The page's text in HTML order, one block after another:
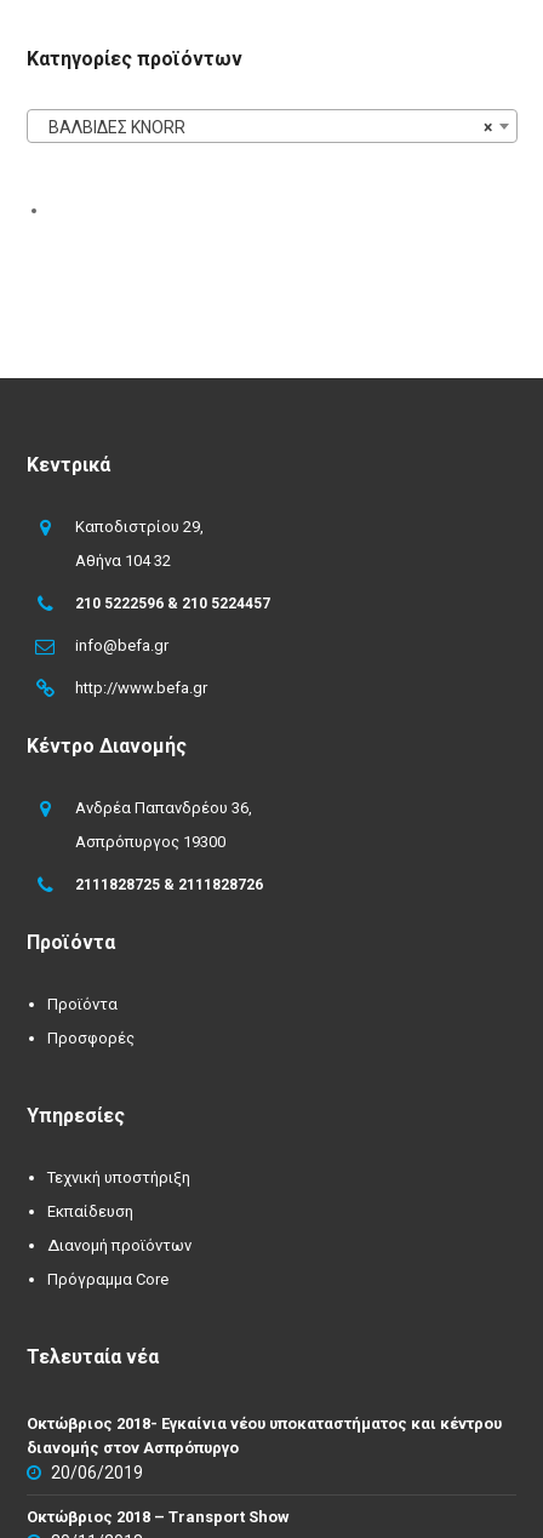
Κατηγορίες προϊόντων
×
ΒΑΛΒΙΔΕΣ KNORR
Κεντρικά
Καποδιστρίου 29,
Αθήνα 104 32
210 5222596 & 210 5224457
info@befa.gr
http://www.befa.gr
Κέντρο Διανομής
Ανδρέα Παπανδρέου 36,
Ασπρόπυργος 19300
2111828725 & 2111828726
Προϊόντα
Προϊόντα
Προσφορές
Υπηρεσίες
Τεχνική υποστήριξη
Εκπαίδευση
Διανομή προϊόντων
Πρόγραμμα Core
Τελευταία νέα
Οκτώβριος 2018- Εγκαίνια νέου υποκαταστήματος και κέντρου
διανομής στον Ασπρόπυργο
20/06/2019
Οκτώβριος 2018 – Transport Show